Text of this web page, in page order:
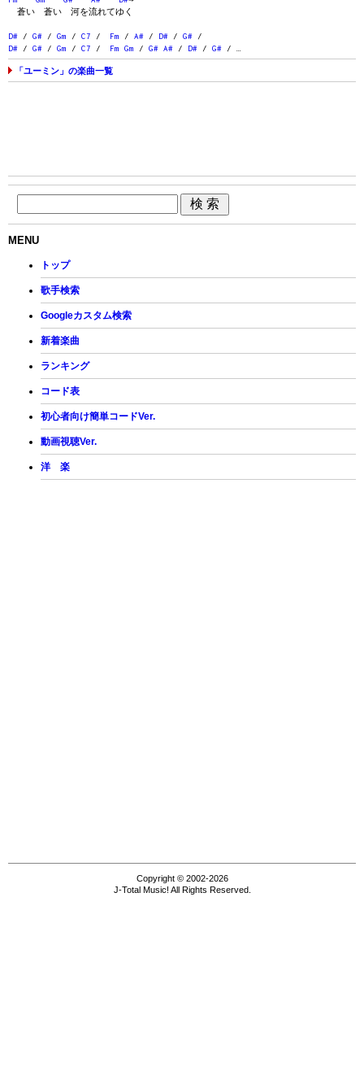
蒼い 蒼い 河を流れてゆく
D# / G# / Gm / C7 / Fm / A# / D# / G# /
D# / G# / Gm / C7 / Fm Gm / G# A# / D# / G# / …
「ユーミン」の楽曲一覧
MENU
トップ
歌手検索
Googleカスタム検索
新着楽曲
ランキング
コード表
初心者向け簡単コードVer.
動画視聴Ver.
洋 楽
Copyright © 2002-2026
J-Total Music! All Rights Reserved.